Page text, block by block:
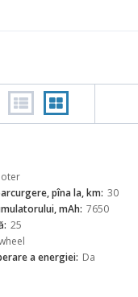
pîna la, km: 30
mAh: 7650
25
a energiei: Da